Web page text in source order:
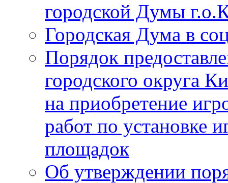
городской Думы
Городская Дума в
Порядок
городского округа
на приобретение
работ по установке
площадок
Об утверждении